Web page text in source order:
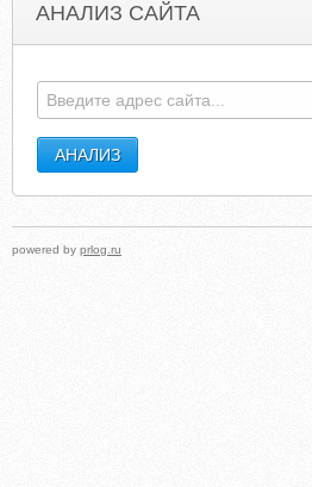
АНАЛИЗ САЙТА
powered by prlog.ru